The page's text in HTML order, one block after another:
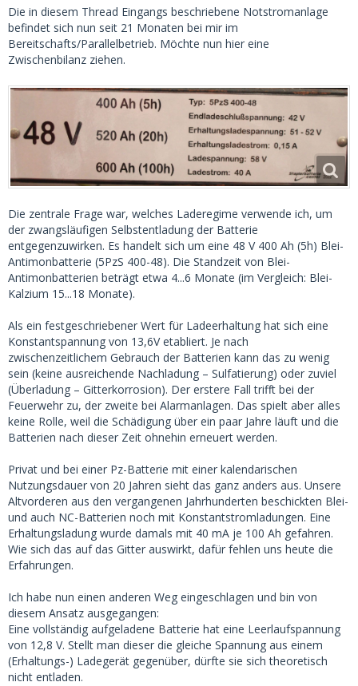
Die in diesem Thread Eingangs beschriebene Notstromanlage
befindet sich nun seit 21 Monaten bei mir im
Bereitschafts/Parallelbetrieb. Möchte nun hier eine
Zwischenbilanz ziehen.
Die zentrale Frage war, welches Laderegime verwende ich, um
der zwangsläufigen Selbstentladung der Batterie
entgegenzuwirken. Es handelt sich um eine 48 V 400 Ah (5h) Blei-
Antimonbatterie (5PzS 400-48). Die Standzeit von Blei-
Antimonbatterien beträgt etwa 4...6 Monate (im Vergleich: Blei-
Kalzium 15...18 Monate).
Als ein festgeschriebener Wert für Ladeerhaltung hat sich eine
Konstantspannung von 13,6V etabliert. Je nach
zwischenzeitlichem Gebrauch der Batterien kann das zu wenig
sein (keine ausreichende Nachladung – Sulfatierung) oder zuviel
(Überladung – Gitterkorrosion). Der erstere Fall trifft bei der
Feuerwehr zu, der zweite bei Alarmanlagen. Das spielt aber alles
keine Rolle, weil die Schädigung über ein paar Jahre läuft und die
Batterien nach dieser Zeit ohnehin erneuert werden.
Privat und bei einer Pz-Batterie mit einer kalendarischen
Nutzungsdauer von 20 Jahren sieht das ganz anders aus. Unsere
Altvorderen aus den vergangenen Jahrhunderten beschickten Blei-
und auch NC-Batterien noch mit Konstantstromladungen. Eine
Erhaltungsladung wurde damals mit 40 mA je 100 Ah gefahren.
Wie sich das auf das Gitter auswirkt, dafür fehlen uns heute die
Erfahrungen.
Ich habe nun einen anderen Weg eingeschlagen und bin von
diesem Ansatz ausgegangen:
Eine vollständig aufgeladene Batterie hat eine Leerlaufspannung
von 12,8 V. Stellt man dieser die gleiche Spannung aus einem
(Erhaltungs-) Ladegerät gegenüber, dürfte sie sich theoretisch
nicht entladen.